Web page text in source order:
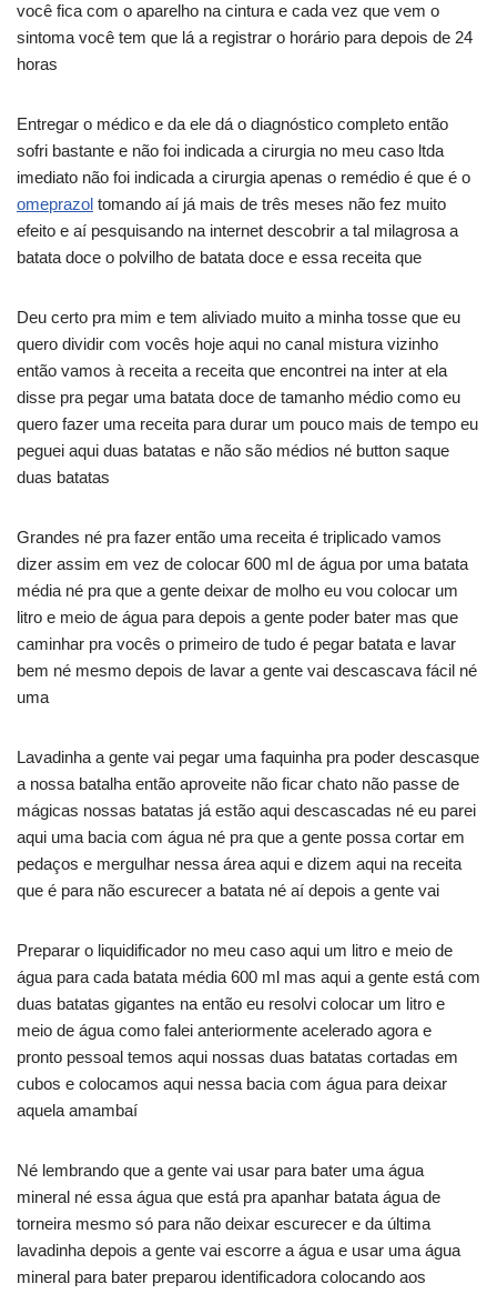
você fica com o aparelho na cintura e cada vez que vem o
sintoma você tem que lá a registrar o horário para depois de 24
horas
Entregar o médico e da ele dá o diagnóstico completo então
sofri bastante e não foi indicada a cirurgia no meu caso ltda
imediato não foi indicada a cirurgia apenas o remédio é que é o
omeprazol tomando aí já mais de três meses não fez muito
efeito e aí pesquisando na internet descobrir a tal milagrosa a
batata doce o polvilho de batata doce e essa receita que
Deu certo pra mim e tem aliviado muito a minha tosse que eu
quero dividir com vocês hoje aqui no canal mistura vizinho
então vamos à receita a receita que encontrei na inter at ela
disse pra pegar uma batata doce de tamanho médio como eu
quero fazer uma receita para durar um pouco mais de tempo eu
peguei aqui duas batatas e não são médios né button saque
duas batatas
Grandes né pra fazer então uma receita é triplicado vamos
dizer assim em vez de colocar 600 ml de água por uma batata
média né pra que a gente deixar de molho eu vou colocar um
litro e meio de água para depois a gente poder bater mas que
caminhar pra vocês o primeiro de tudo é pegar batata e lavar
bem né mesmo depois de lavar a gente vai descascava fácil né
uma
Lavadinha a gente vai pegar uma faquinha pra poder descasque
a nossa batalha então aproveite não ficar chato não passe de
mágicas nossas batatas já estão aqui descascadas né eu parei
aqui uma bacia com água né pra que a gente possa cortar em
pedaços e mergulhar nessa área aqui e dizem aqui na receita
que é para não escurecer a batata né aí depois a gente vai
Preparar o liquidificador no meu caso aqui um litro e meio de
água para cada batata média 600 ml mas aqui a gente está com
duas batatas gigantes na então eu resolvi colocar um litro e
meio de água como falei anteriormente acelerado agora e
pronto pessoal temos aqui nossas duas batatas cortadas em
cubos e colocamos aqui nessa bacia com água para deixar
aquela amambaí
Né lembrando que a gente vai usar para bater uma água
mineral né essa água que está pra apanhar batata água de
torneira mesmo só para não deixar escurecer e da última
lavadinha depois a gente vai escorre a água e usar uma água
mineral para bater preparou identificadora colocando aos